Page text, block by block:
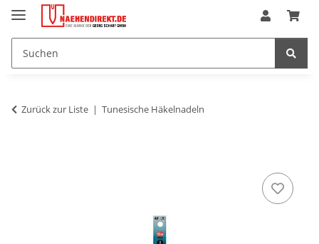
Zurück zur Liste Tunesische Häkelnadeln